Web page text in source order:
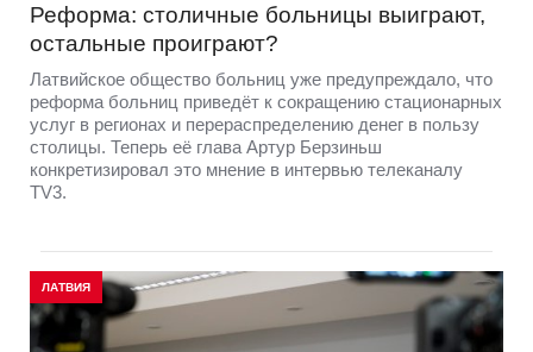
Реформа: столичные больницы выиграют,
остальные проиграют?
Латвийское общество больниц уже предупреждало, что
реформа больниц приведёт к сокращению стационарных
услуг в регионах и перераспределению денег в пользу
столицы. Теперь её глава Артур Берзиньш
конкретизировал это мнение в интервью телеканалу
TV3.
ЛАТВИЯ